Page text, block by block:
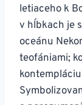
letiaceho k
v hĺbkach je
oceánu
teofániami;